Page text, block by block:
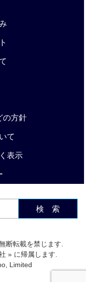
の方針
て
表示
検 索
断転載を禁じます.
» に帰属します.
Limited